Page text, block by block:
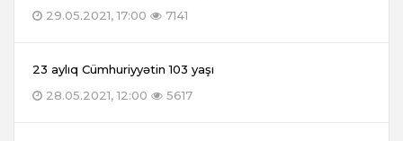
29.05.2021, 17:00
7141
23 aylıq Cümhuriyyətin 103 yaşı
28.05.2021, 12:00
5617